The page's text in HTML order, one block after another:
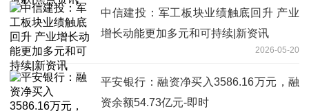
中信建投：军工板块业绩触底回升 产业
增长动能更加多元和可持续|新资讯
2026-05-20
平安银行：融资净买入3586.16万元，融
资余额54.73亿元-即时